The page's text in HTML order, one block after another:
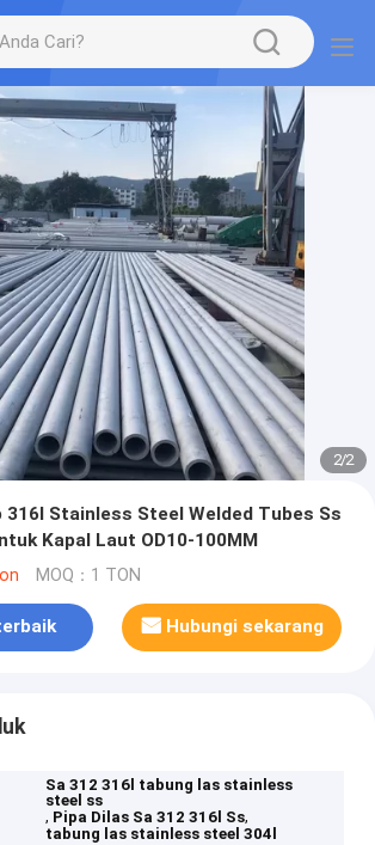
2/2
316l Stainless Steel Welded Tubes Ss
Kapal Laut OD10-100MM
MOQ：1 TON
Hubungi sekarang
Sa 312 316l tabung las stainless
steel ss
, Pipa Dilas Sa 312 316l Ss,
tabung las stainless steel 304l